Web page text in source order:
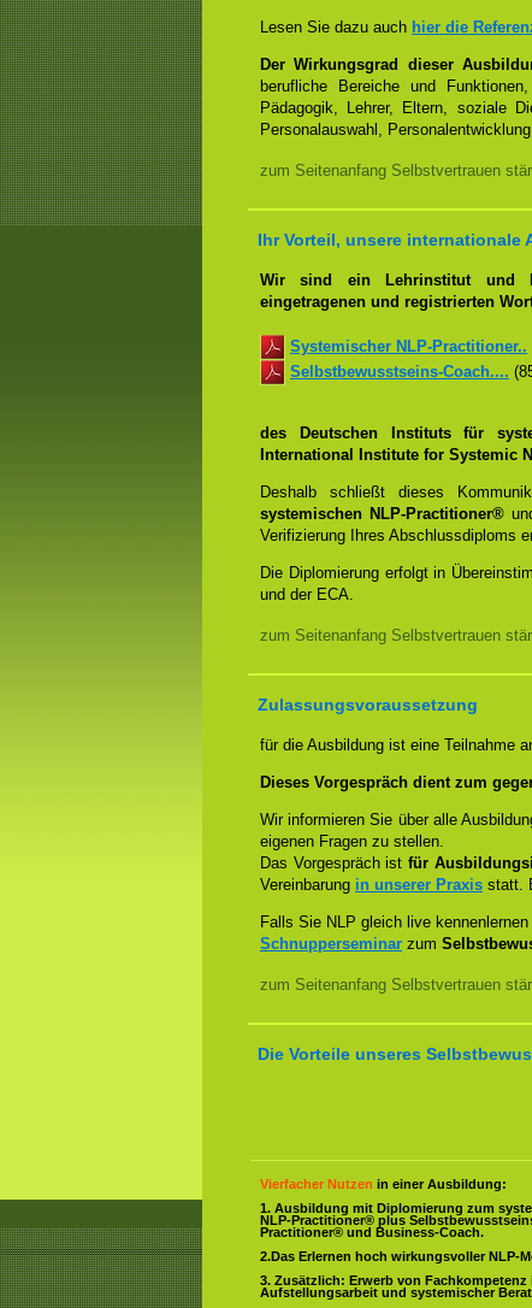
Lesen Sie dazu auch hier die
Der Wirkungsgrad dieser
berufliche Bereiche und
Pädagogik, Lehrer, Eltern, soziale
Personalauswahl,
zum Seitenanfang Selbstvertrauen
Ihr Vorteil, unsere internationale
Wir sind ein Lehrinstitut und
eingetragenen und registrierten
Systemischer NLP-Practitioner..
Selbstbewusstseins-Coach....
des Deutschen Instituts für
International Institute for Systemic
Deshalb schließt dieses
systemischen NLP-Practitioner®
Verifizierung Ihres Abschlussdiploms
Die Diplomierung erfolgt in
und der ECA.
zum Seitenanfang Selbstvertrauen
Zulassungsvoraussetzung
für die Ausbildung ist eine Teilnahme
Dieses Vorgespräch dient zum
Wir informieren Sie über alle
eigenen Fragen zu stellen.
Das Vorgespräch ist für
Vereinbarung in unserer Praxis statt.
Falls Sie NLP gleich live
Schnupperseminar zum
zum Seitenanfang Selbstvertrauen
Die Vorteile unseres
Vierfacher Nutzen in einer Ausbildung:
1. Ausbildung mit Diplomierung zum
NLP-Practitioner® plus
Practitioner® und Business-Coach.
2.Das Erlernen hoch wirkungsvoller NLP-
3. Zusätzlich: Erwerb von Fachkompetenz
Aufstellungsarbeit und systemischer